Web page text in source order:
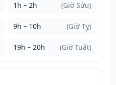
1h – 2h (Giờ Sửu)
9h – 10h (Giờ Tỵ)
19h – 20h (Giờ Tuất)